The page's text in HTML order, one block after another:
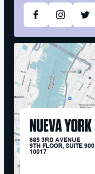
NUEVA YORK
685 3RD AVENUE
9TH FLOOR, SUITE 900
10017